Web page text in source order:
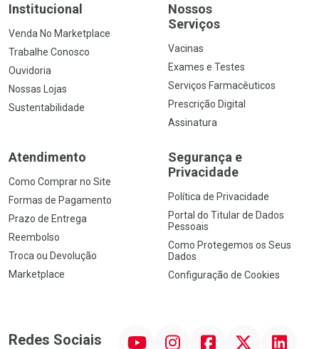
Institucional
Venda No Marketplace
Trabalhe Conosco
Ouvidoria
Nossas Lojas
Sustentabilidade
Nossos
Serviços
Vacinas
Exames e Testes
Serviços Farmacêuticos
Prescrição Digital
Assinatura
Atendimento
Como Comprar no Site
Formas de Pagamento
Prazo de Entrega
Reembolso
Troca ou Devolução
Marketplace
Segurança e
Privacidade
Política de Privacidade
Portal do Titular de Dados
Pessoais
Como Protegemos os Seus
Dados
Configuração de Cookies
Redes Sociais InstagramFacebook Linkedin